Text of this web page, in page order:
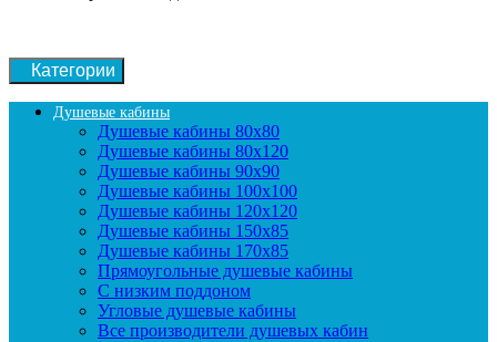
Категории
Душевые кабины
Душевые кабины 80x80
Душевые кабины 80x120
Душевые кабины 90х90
Душевые кабины 100x100
Душевые кабины 120x120
Душевые кабины 150x85
Душевые кабины 170x85
Прямоугольные душевые кабины
С низким поддоном
Угловые душевые кабины
Все производители душевых кабин